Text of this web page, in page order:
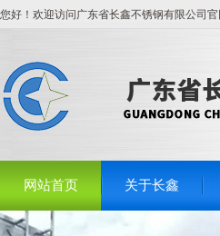
您好！欢迎访问广东省长鑫不锈钢有限公司官
网站首页 关于长鑫